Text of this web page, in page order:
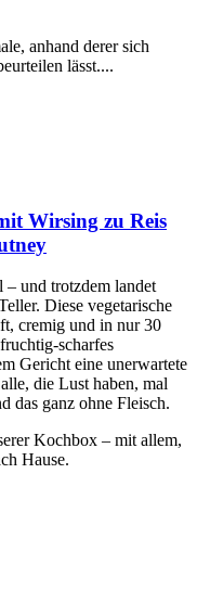
anhand derer sich
lässt....
Wirsing zu Reis
– und trotzdem landet
Diese vegetarische
cremig und in nur 30
scharfes
Gericht eine unerwartete
die Lust haben, mal
das ganz ohne Fleisch.
Kochbox – mit allem,
Hause.